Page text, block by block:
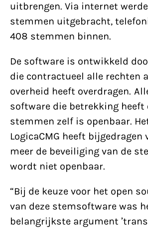
uitbrengen. Via internet
stemmen uitgebracht,
408 stemmen binnen.
De software is ontwikkeld
die contractueel alle rechten
overheid heeft overdragen.
software die betrekking heeft
stemmen zelf is openbaar.
LogicaCMG heeft bijgedragen
meer de beveiliging van de
wordt niet openbaar.
“Bij de keuze voor het open
van deze stemsoftware was
belangrijkste argument